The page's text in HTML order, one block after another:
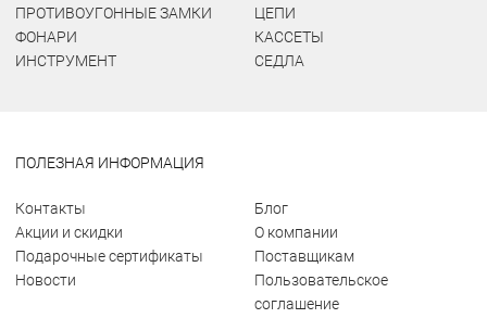
ПРОТИВОУГОННЫЕ ЗАМКИ
ФОНАРИ
ИНСТРУМЕНТ
ЦЕПИ
КАССЕТЫ
СЕДЛА
ПОЛЕЗНАЯ ИНФОРМАЦИЯ
Контакты
Акции и скидки
Подарочные сертификаты
Новости
Блог
О компании
Поставщикам
Пользовательское
соглашение